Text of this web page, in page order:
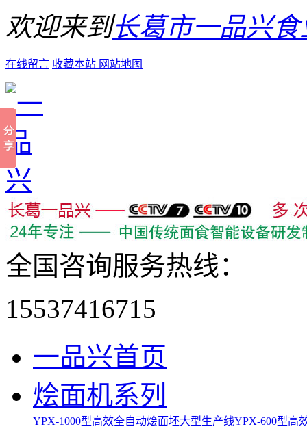
欢迎来到长葛市一品兴
在线留言 收藏本站 网站地图
全国咨询服务热线：
15537416715
一品兴首页
烩面机系列
YPX-1000型高效全自动烩面坯大型生产线YPX-600型高